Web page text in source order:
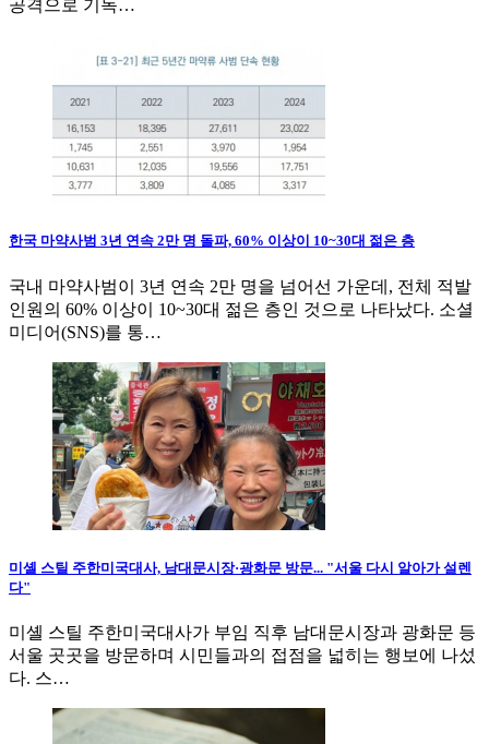
공격으로 기독…
한국 마약사범 3년 연속 2만 명 돌파, 60% 이상이 10~30대 젊은 층
국내 마약사범이 3년 연속 2만 명을 넘어선 가운데, 전체 적발
인원의 60% 이상이 10~30대 젊은 층인 것으로 나타났다. 소셜
미디어(SNS)를 통…
미셸 스틸 주한미국대사, 남대문시장·광화문 방문... "서울 다시 알아가 설렌
다"
미셸 스틸 주한미국대사가 부임 직후 남대문시장과 광화문 등
서울 곳곳을 방문하며 시민들과의 접점을 넓히는 행보에 나섰
다. 스…